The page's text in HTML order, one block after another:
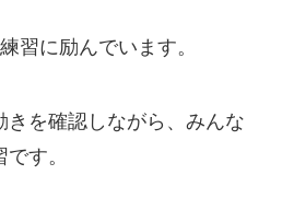
習に励んでいます。
きを確認しながら、みんな
す。